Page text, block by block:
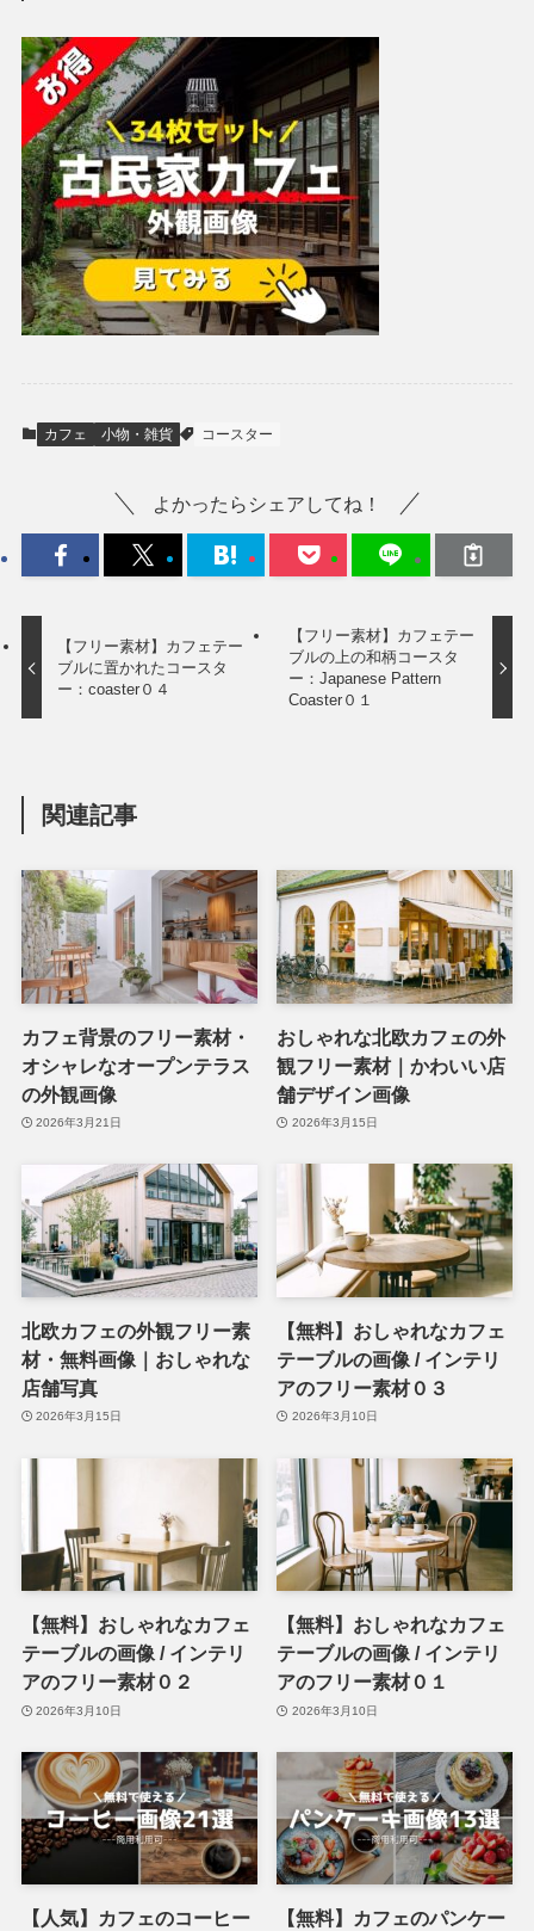
カフェ 小物・雑貨 コースター
よかったらシェアしてね！
【フリー素材】カフェテー
ブルに置かれたコースタ
ー：coaster０４
【フリー素材】カフェテー
ブルの上の和柄コースタ
ー：Japanese Pattern
Coaster０１
関連記事
カフェ背景のフリー素材・
オシャレなオープンテラス
の外観画像
2026年3月21日
おしゃれな北欧カフェの外
観フリー素材｜かわいい店
舗デザイン画像
2026年3月15日
北欧カフェの外観フリー素
材・無料画像｜おしゃれな
店舗写真
2026年3月15日
【無料】おしゃれなカフェ
テーブルの画像 / インテリ
アのフリー素材０３
2026年3月10日
【無料】おしゃれなカフェ
テーブルの画像 / インテリ
アのフリー素材０２
2026年3月10日
【無料】おしゃれなカフェ
テーブルの画像 / インテリ
アのフリー素材０１
2026年3月10日
【人気】カフェのコーヒー
【無料】カフェのパンケー